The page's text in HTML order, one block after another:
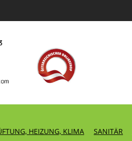
HEIZUNG, KLIMA SANITÄR